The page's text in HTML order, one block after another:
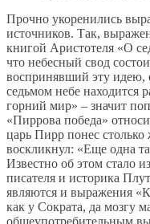
Прочно укоренились
источников. Так,
книгой Аристотеля «О
что небесный свод
воспринявший эту идею,
седьмом небе находится
горний мир» – значит
«Пиррова победа»
царь Пирр понес
воскликнул: «Еще одна
Известно об этом стало
писателя и историка
являются и выражения
как у Сократа, да мозгу